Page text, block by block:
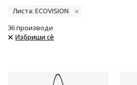
Листа: ECOVISION
36производи
Избриши сè